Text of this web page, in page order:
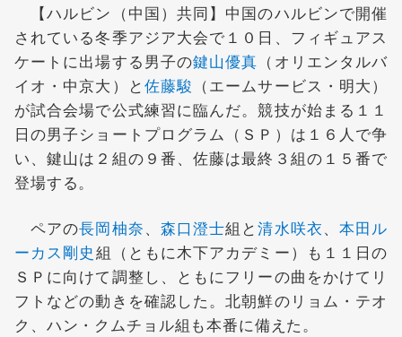
【ハルビン（中国）共同】中国のハルビンで開催
されている冬季アジア大会で１０日、フィギュアス
ケートに出場する男子の鍵山優真 （オリエンタルバ
イオ・中京大）と佐藤駿 （エームサービス・明大）
が試合会場で公式練習に臨んだ。競技が始まる１１
日の男子ショートプログラム（ＳＰ）は１６人で争
い、鍵山は２組の９番、佐藤は最終３組の１５番で
登場する。
ペアの長岡柚奈、 森口澄士組と清水咲衣、 本田ル
ーカス剛史組（ともに木下アカデミー）も１１日の
ＳＰに向けて調整し、ともにフリーの曲をかけてリ
フトなどの動きを確認した。北朝鮮のリョム・テオ
ク、ハン・クムチョル組も本番に備えた。